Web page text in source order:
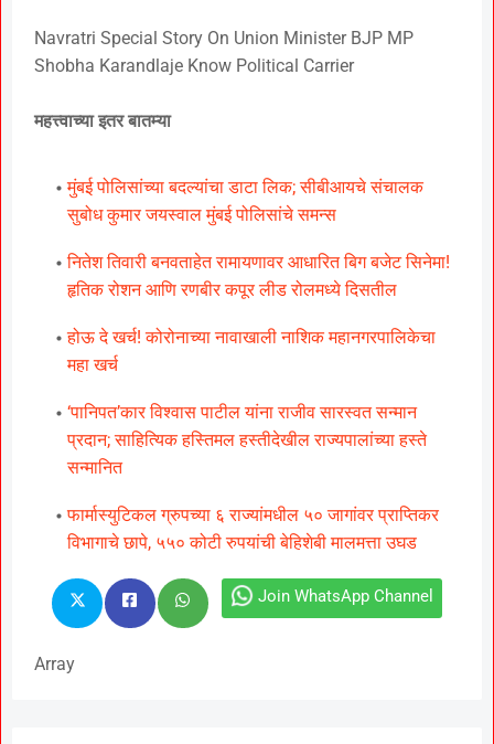
Navratri Special Story On Union Minister BJP MP
Shobha Karandlaje Know Political Carrier
महत्त्वाच्या इतर बातम्या
मुंबई पोलिसांच्या बदल्यांचा डाटा लिक; सीबीआयचे संचालक
सुबोध कुमार जयस्वाल मुंबई पोलिसांचे समन्स
नितेश तिवारी बनवताहेत रामायणावर आधारित बिग बजेट सिनेमा!
हृतिक रोशन आणि रणबीर कपूर लीड रोलमध्ये दिसतील
होऊ दे खर्च! कोरोनाच्या नावाखाली नाशिक महानगरपालिकेचा
महा खर्च
‘पानिपत’कार विश्वास पाटील यांना राजीव सारस्वत सन्मान
प्रदान; साहित्य‍िक हस्तिमल हस्तीदेखील राज्यपालांच्या हस्ते
सन्मानित
फार्मास्युटिकल ग्रुपच्या ६ राज्यांमधील ५० जागांवर प्राप्तिकर
विभागाचे छापे, ५५० कोटी रुपयांची बेहिशेबी मालमत्ता उघड
Join WhatsApp Channel
Array